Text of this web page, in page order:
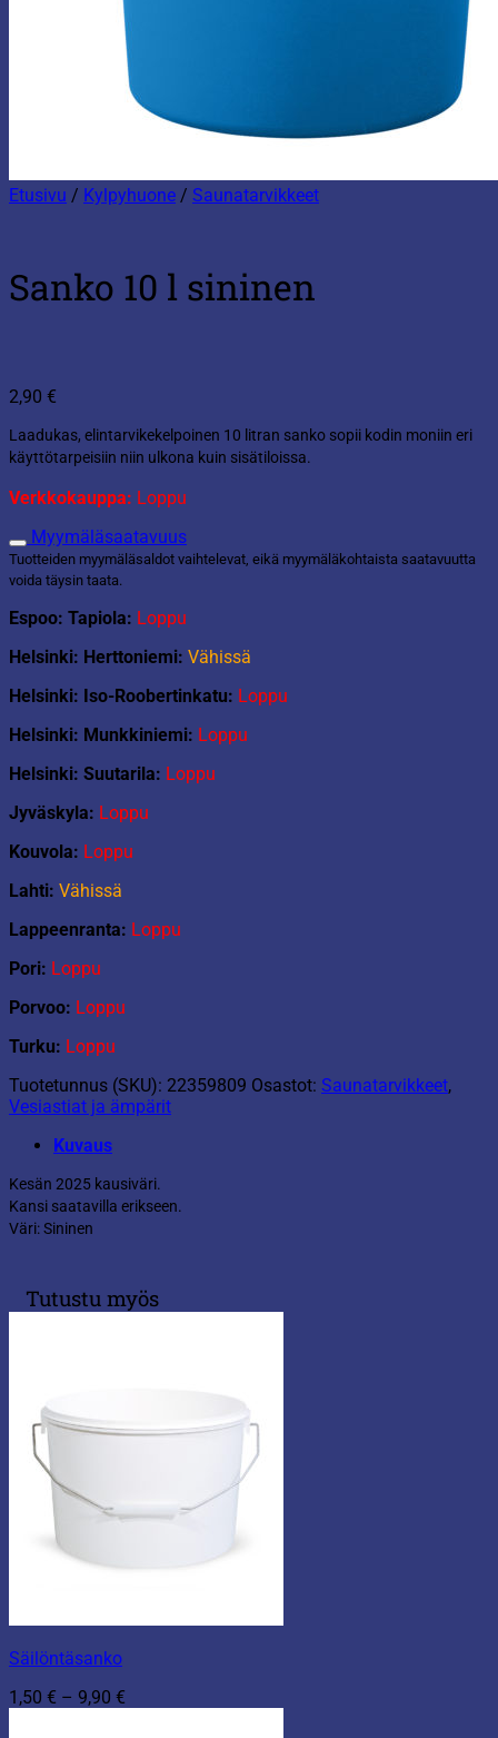
Etusivu / Kylpyhuone / Saunatarvikkeet
Sanko 10 l sininen
2,90 €
Laadukas, elintarvikekelpoinen 10 litran sanko sopii kodin moniin eri
käyttötarpeisiin niin ulkona kuin sisätiloissa.
Verkkokauppa: Loppu
Myymäläsaatavuus
Tuotteiden myymäläsaldot vaihtelevat, eikä myymäläkohtaista saatavuutta
voida täysin taata.
Espoo: Tapiola: Loppu
Helsinki: Herttoniemi: Vähissä
Helsinki: Iso-Roobertinkatu: Loppu
Helsinki: Munkkiniemi: Loppu
Helsinki: Suutarila: Loppu
Jyväskyla: Loppu
Kouvola: Loppu
Lahti: Vähissä
Lappeenranta: Loppu
Pori: Loppu
Porvoo: Loppu
Turku: Loppu
Tuotetunnus (SKU): 22359809 Osastot: Saunatarvikkeet,
Vesiastiat ja ämpärit
Kuvaus
Kesän 2025 kausiväri.
Kansi saatavilla erikseen.
Väri: Sininen
Tutustu myös
Säilöntäsanko
1,50 € – 9,90 €